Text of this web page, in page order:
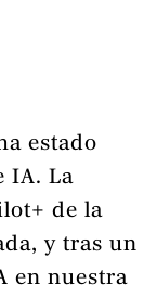
estado
IA. La
de la
y tras un
en nuestra